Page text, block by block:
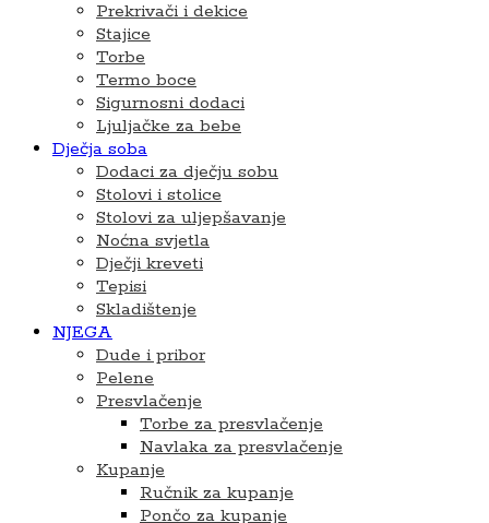
Prekrivači i dekice
Stajice
Torbe
Termo boce
Sigurnosni dodaci
Ljuljačke za bebe
Dječja soba
Dodaci za dječju sobu
Stolovi i stolice
Stolovi za uljepšavanje
Noćna svjetla
Dječji kreveti
Tepisi
Skladištenje
NJEGA
Dude i pribor
Pelene
Presvlačenje
Torbe za presvlačenje
Navlaka za presvlačenje
Kupanje
Ručnik za kupanje
Pončo za kupanje